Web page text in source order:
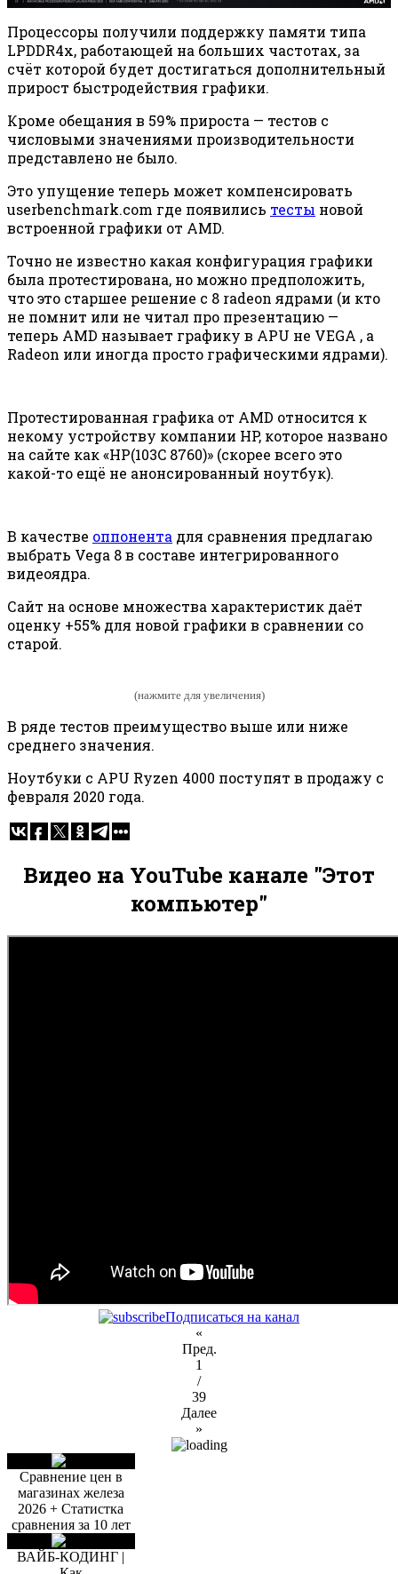
Процессоры получили поддержку памяти типа
LPDDR4x, работающей на больших частотах, за
счёт которой будет достигаться дополнительный
прирост быстродействия графики.
Кроме обещания в 59% прироста — тестов с
числовыми значениями производительности
представлено не было.
Это упущение теперь может компенсировать
userbenchmark.com где появились тесты новой
встроенной графики от AMD.
Точно не известно какая конфигурация графики
была протестирована, но можно предположить,
что это старшее решение с 8 radeon ядрами (и кто
не помнит или не читал про презентацию —
теперь AMD называет графику в APU не VEGA , а
Radeon или иногда просто графическими ядрами).
Протестированная графика от AMD относится к
некому устройству компании HP, которое названо
на сайте как «HP(103C 8760)» (скорее всего это
какой-то ещё не анонсированный ноутбук).
В качестве оппонента для сравнения предлагаю
выбрать Vega 8 в составе интегрированного
видеоядра.
Сайт на основе множества характеристик даёт
оценку +55% для новой графики в сравнении со
старой.
(нажмите для увеличения)
В ряде тестов преимущество выше или ниже
среднего значения.
Ноутбуки с APU Ryzen 4000 поступят в продажу с
февраля 2020 года.
Видео на YouTube канале "Этот
компьютер"
Подписаться на канал
«
Пред.
1
/
39
Далее
»
Сравнение цен в
магазинах железа
2026 + Статистка
сравнения за 10 лет
ВАЙБ-КОДИНГ |